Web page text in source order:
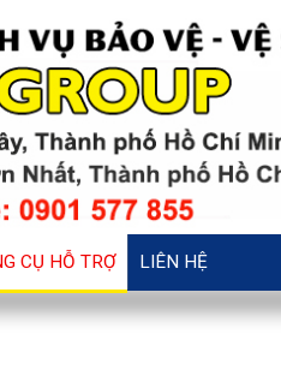
CỤ HỖ TRỢ LIÊN HỆ